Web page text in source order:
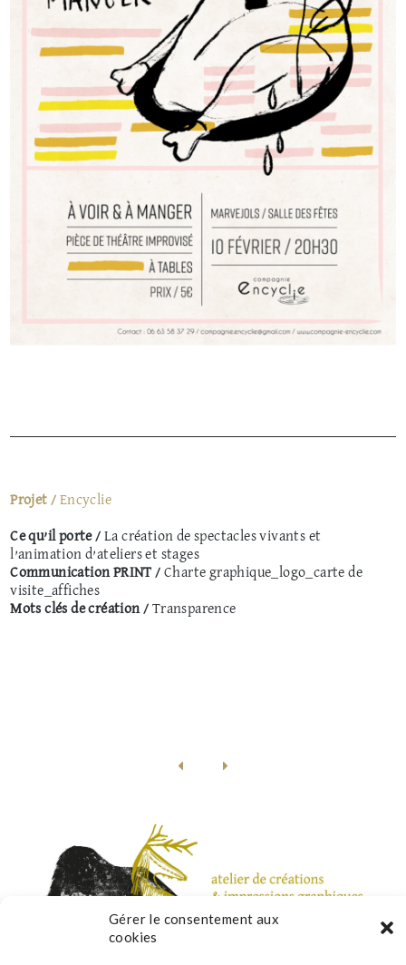
Gérer le consentement aux
cookies
Projet / Encyclie
Ce qu’il porte / La création de spectacles vivants et
l’animation d’ateliers et stages
Communication PRINT / Charte graphique_logo_carte de
visite_affiches
Mots clés de création / Transparence